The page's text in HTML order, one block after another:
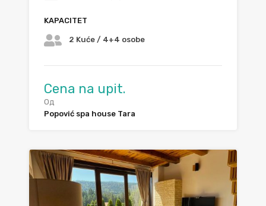
KAPACITET
2 Kuće / 4+4 osobe
Cena na upit.
Од
Popović spa house Tara